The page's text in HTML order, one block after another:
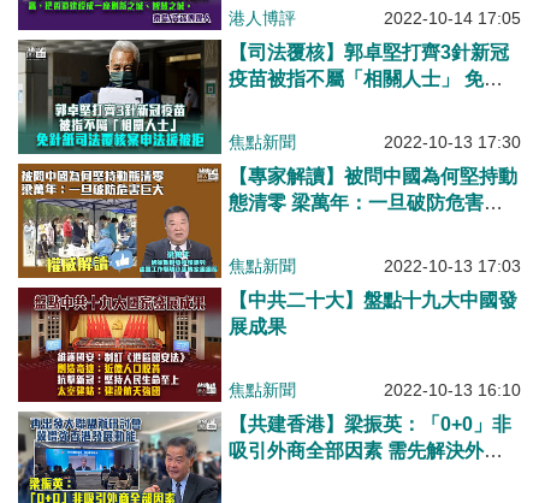
港人博評 2022-10-14 17:05
【司法覆核】郭卓堅打齊3針新冠
疫苗被指不屬「相關人士」 免針
焦點新聞 2022-10-13 17:30
【專家解讀】被問中國為何堅持動
態清零 梁萬年：一旦破防危害巨
焦點新聞 2022-10-13 17:03
【中共二十大】盤點十九大中國發
展成果
焦點新聞 2022-10-13 16:10
【共建香港】梁振英：「0+0」非
吸引外商全部因素 需先解決外企